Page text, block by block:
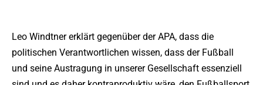
Leo Windtner erklärt gegenüber der APA, dass die
politischen Verantwortlichen wissen, dass der Fußball
und seine Austragung in unserer Gesellschaft essenziell